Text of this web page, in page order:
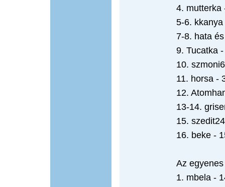
4. mutterka
5-6.
7-8. hata
9. Tucatka
10.
11. horsa -
12.
13-14.
15.
16. beke -
Az
1. mbela -